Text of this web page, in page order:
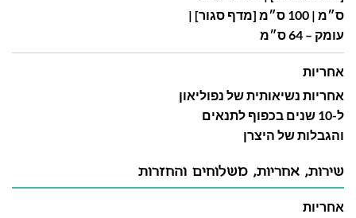
ס״מ | 100 ס״מ [מדף סגור] |
עומק – 64 ס״מ
אחריות
אחריות נשיאותית של נפוליאון
ל-10 שנים בכפוף לתנאים
והגבלות של היצרן
שירות, אחריות, משלוחים והחזרות
אחריות